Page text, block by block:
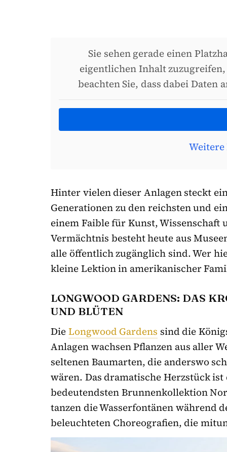
Sie sehen gerade einen
eigentlichen Inhalt
beachten Sie, dass dabei
Hinter vielen dieser Anlagen steckt
Generationen zu den reichsten und
einem Faible für Kunst,
Vermächtnis besteht heute aus
alle öffentlich zugänglich sind. Wer
kleine Lektion in amerikanischer
LONGWOOD GARDENS: DAS
UND BLÜTEN
DieLongwood Gardens sind die
Anlagen wachsen Pflanzen aus aller
seltenen Baumarten, die anderswo
wären. Das dramatische Herzstück
bedeutendsten Brunnenkollektion
tanzen die Wasserfontänen während
beleuchteten Choreografien, die